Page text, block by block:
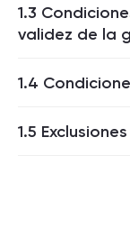
1.3
validez de la
1.4
1.5